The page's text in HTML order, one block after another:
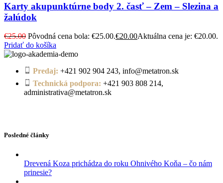
Karty akupunktúrne body 2. časť – Zem – Slezina a
žalúdok
€25.00 Pôvodná cena bola: €25.00.€20.00Aktuálna cena je: €20.00.
Pridať do košíka
Predaj: +421 902 904 243, info@metatron.sk
Technická podpora: +421 903 808 214,
administrativa@metatron.sk
Posledné články
Drevená Koza prichádza do roku Ohnivého Koňa – čo nám
prinesie?